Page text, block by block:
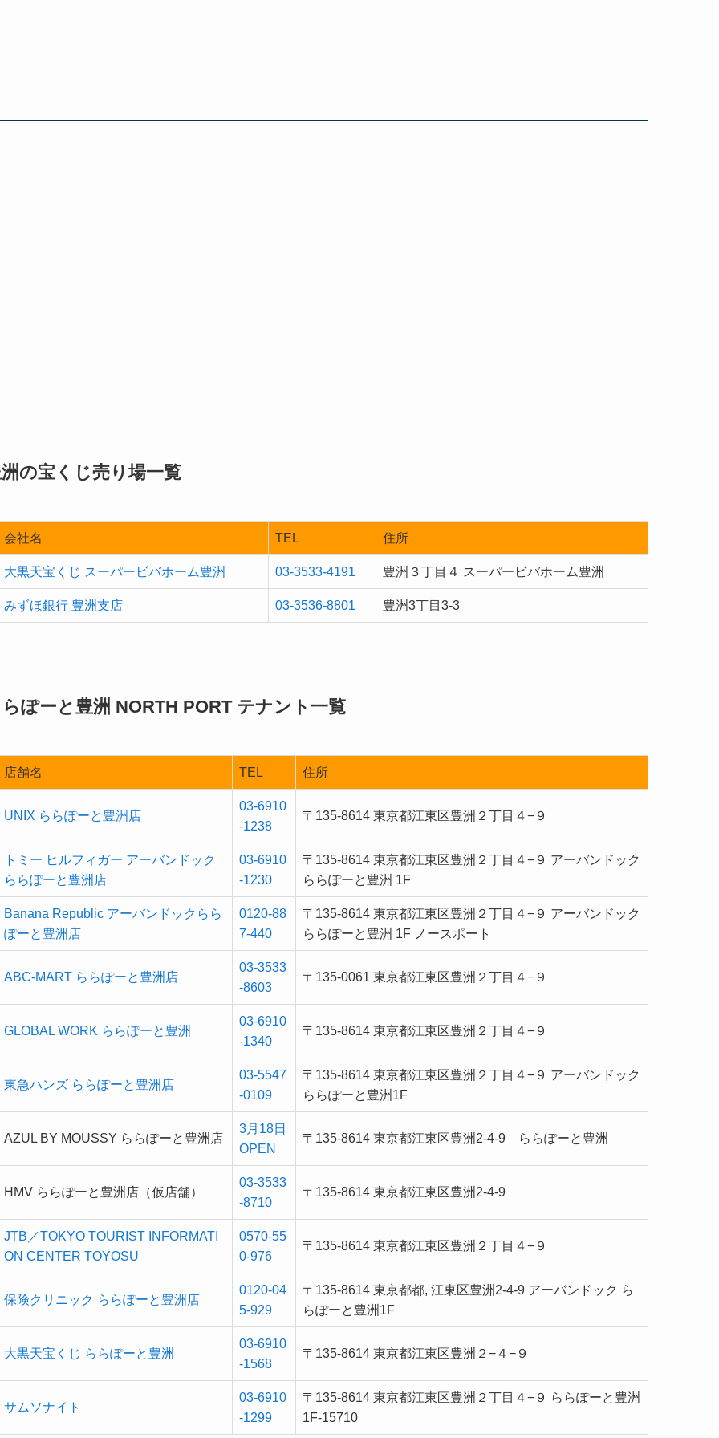
の宝くじ売り場一覧
会社名 TEL 住所
大黒天宝くじ スーパービバホーム豊洲 03-3533-4191 豊洲３丁目４ スーパービバホーム豊洲
みずほ銀行 豊洲支店 03-3536-8801 豊洲3丁目3-3
ぽーと豊洲 NORTH PORT テナント一覧
店舗名 TEL 住所
UNIX ららぽーと豊洲店
03-6910
-1238
〒135-8614 東京都江東区豊洲２丁目４−９
トミー ヒルフィガー アーバンドック
ららぽーと豊洲店
03-6910
-1230
〒135-8614 東京都江東区豊洲２丁目４−９ アーバンドック
ららぽーと豊洲 1F
Banana Republic アーバンドックらら
ぽーと豊洲店
0120-88
7-440
〒135-8614 東京都江東区豊洲２丁目４−９ アーバンドック
ららぽーと豊洲 1F ノースポート
ABC-MART ららぽーと豊洲店
03-3533
-8603
〒135-0061 東京都江東区豊洲２丁目４−９
GLOBAL WORK ららぽーと豊洲
03-6910
-1340
〒135-8614 東京都江東区豊洲２丁目４−９
東急ハンズ ららぽーと豊洲店
03-5547
-0109
〒135-8614 東京都江東区豊洲２丁目４−９ アーバンドック
ららぽーと豊洲1F
AZUL BY MOUSSY ららぽーと豊洲店
3月18日
OPEN
〒135-8614 東京都江東区豊洲2-4-9 ららぽーと豊洲
HMV ららぽーと豊洲店（仮店舗）
03-3533
-8710
〒135-8614 東京都江東区豊洲2-4-9
JTB／TOKYO TOURIST INFORMATI
ON CENTER TOYOSU
0570-55
0-976
〒135-8614 東京都江東区豊洲２丁目４−９
保険クリニック ららぽーと豊洲店
0120-04
5-929
〒135-8614 東京都都, 江東区豊洲2-4-9 アーバンドック ら
らぽーと豊洲1F
大黒天宝くじ ららぽーと豊洲
03-6910
-1568
〒135-8614 東京都江東区豊洲２−４−９
サムソナイト
03-6910
-1299
〒135-8614 東京都江東区豊洲２丁目４−９ ららぽーと豊洲
1F-15710